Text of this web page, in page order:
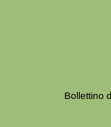
Bollettino